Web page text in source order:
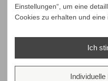
Einstellungen“, um eine
Cookies zu erhalten und eine
Ich
Individuelle